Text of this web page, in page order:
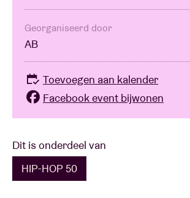
Concertcheque
Over AB
Contact
Dit is onderdeel van
HIP-HOP 50
Georganiseerd door
AB
Toevoegen aan kalender
Facebook event bijwonen